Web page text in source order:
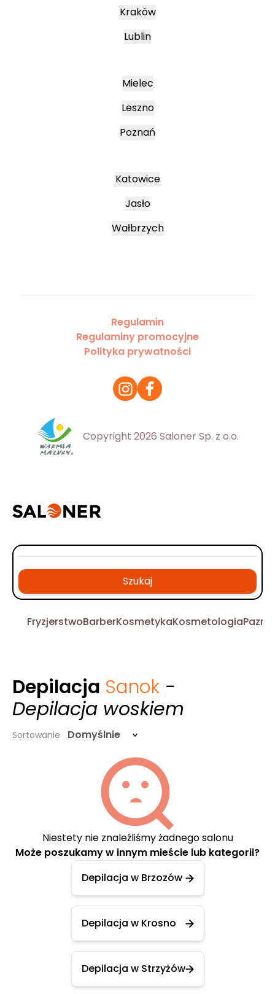
Kraków
Lublin
Mielec
Leszno
Poznań
Katowice
Jasło
Wałbrzych
Regulamin
Regulaminy promocyjne
Polityka prywatności
Copyright 2026 Saloner Sp. z o.o.
Szukaj
FryzjerstwoBarberKosmetykaKosmetologia
Depilacja Sanok -
Depilacja woskiem
Sortowanie Domyślnie
Niestety nie znaleźliśmy żadnego salonu
Może poszukamy w innym mieście lub kategorii?
Depilacja w Brzozów
Depilacja w Krosno
Depilacja w Strzyżów